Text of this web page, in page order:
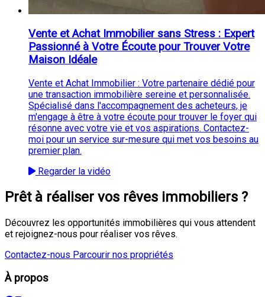
Vente et Achat Immobilier sans Stress : Expert
Passionné à Votre Écoute pour Trouver Votre
Maison Idéale
Vente et Achat Immobilier : Votre partenaire dédié pour
une transaction immobilière sereine et personnalisée.
Spécialisé dans l'accompagnement des acheteurs, je
m'engage à être à votre écoute pour trouver le foyer qui
résonne avec votre vie et vos aspirations. Contactez-
moi pour un service sur-mesure qui met vos besoins au
premier plan.
Regarder la vidéo
Prêt à réaliser vos rêves immobiliers ?
Découvrez les opportunités immobilières qui vous attendent
et rejoignez-nous pour réaliser vos rêves.
Contactez-nous Parcourir nos propriétés
À propos